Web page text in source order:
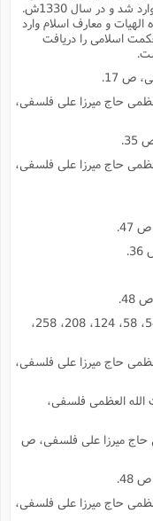
براى تکمیل تحصیلات حوزه به حوزه علمیه نجف وارد شد و در سال 1330ش.
به دانشکده الهیات و معارف اسلام وارد
و حکمت اسلامى را دریافت
ص 17.
حاج میرزا على فلسفى،
حاج میرزا على فلسفى،
. ر. ک. به: اسناد انقلاب اسلامى، ج 3، ص 54، 58، 124، 208، 258،
حاج میرزا على فلسفى،
العظمى فلسفى،
حاج میرزا على فلسفى، ص
حاج میرزا على فلسفى،